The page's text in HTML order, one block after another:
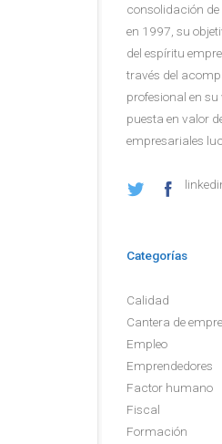
consolidación
en 1997, su
del espíritu
través del
profesional en su
puesta en valor
empresariales
Categorías
Calidad
Cantera de
Empleo
Emprendedores
Factor humano
Fiscal
Formación